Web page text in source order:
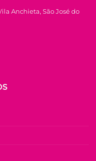
Anchieta, São José do